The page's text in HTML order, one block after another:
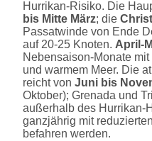
Hurrikan-Risiko. Die
bis Mitte März; die
Passatwinde von Ende
auf 20-25 Knoten. April-
Nebensaison-Monate
und warmem Meer. Die
reicht von Juni bis
Oktober); Grenada und
außerhalb des Hurrikan-
ganzjährig mit
befahren werden.